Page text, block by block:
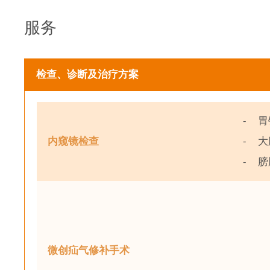
服务
检查、诊断及治疗方案
内窥镜检查
⁃ 胃
⁃ 大
⁃ 膀
微创疝气修补手术